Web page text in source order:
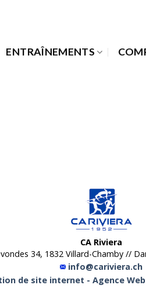
ENTRAÎNEMENTS
CA Riviera
34, 1832 Villard-Chamby //
info@cariviera.ch
de site internet - Agence